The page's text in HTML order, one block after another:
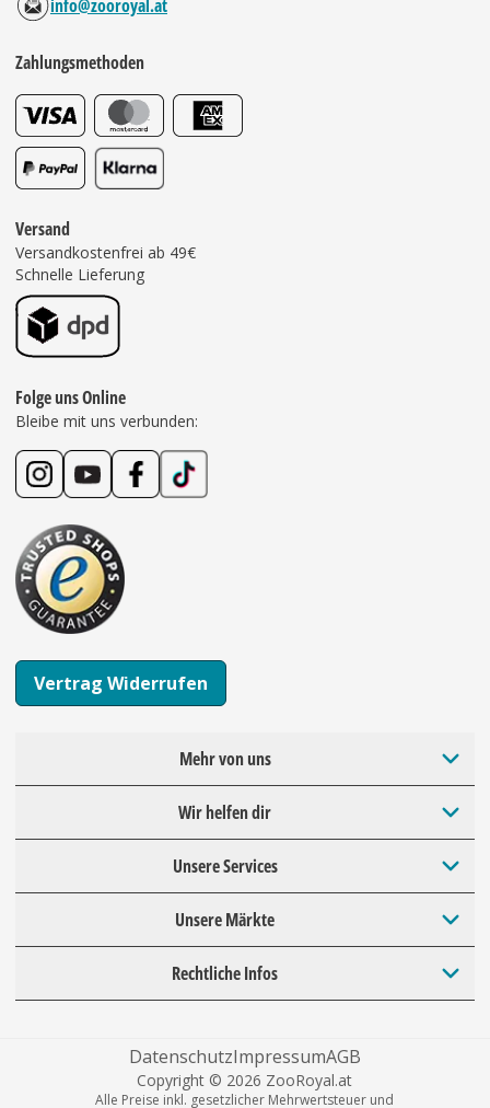
info@zooroyal.at
Zahlungsmethoden
Versand
Versandkostenfrei ab 49€
Schnelle Lieferung
Folge uns Online
Bleibe mit uns verbunden:
Vertrag Widerrufen
Mehr von uns
Wir helfen dir
Unsere Services
Unsere Märkte
Rechtliche Infos
DatenschutzImpressumAGB
Copyright © 2026 ZooRoyal.at
Alle Preise inkl. gesetzlicher Mehrwertsteuer und